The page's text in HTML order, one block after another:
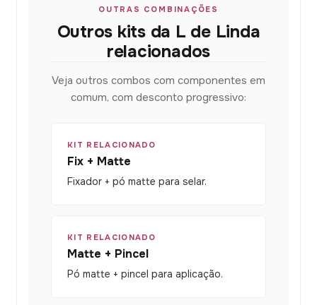
OUTRAS COMBINAÇÕES
Outros kits da L de Linda
relacionados
Veja outros combos com componentes em
comum, com desconto progressivo:
KIT RELACIONADO
Fix + Matte
Fixador + pó matte para selar.
KIT RELACIONADO
Matte + Pincel
Pó matte + pincel para aplicação.